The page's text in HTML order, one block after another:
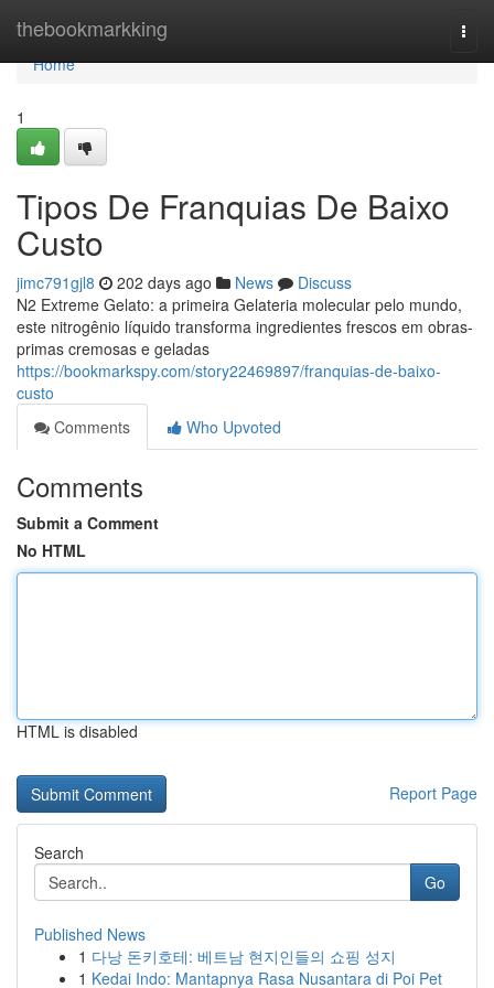
thebookmarkking
Home
Home
1
Tipos De Franquias De Baixo
Custo
jimc791gjl8 202 days ago News
Discuss
N2 Extreme Gelato: a primeira Gelateria molecular pelo mundo,
este nitrogênio líquido transforma ingredientes frescos em obras-
primas cremosas e geladas
https://bookmarkspy.com/story22469897/franquias-de-baixo-
custo
Comments
Who Upvoted
Comments
Submit a Comment
No HTML
HTML is disabled
Report Page
Search
Go
Published News
1 다낭 돈키호테: 베트남 현지인들의 쇼핑 성지
1 Kedai Indo: Mantapnya Rasa Nusantara di Poi Pet